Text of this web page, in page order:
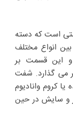
است که دسته
انواع مختلف
این قسمت بر
می گذارد. شفت
کروم وانادیوم
و سایش در حین